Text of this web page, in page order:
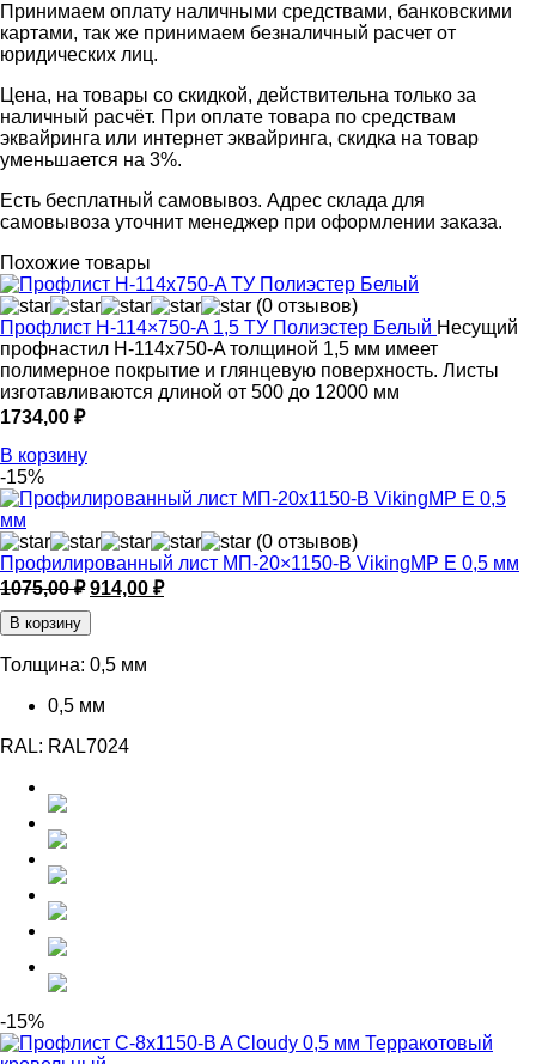
Принимаем оплату наличными средствами, банковскими
картами, так же принимаем безналичный расчет от
юридических лиц.
Цена, на товары со скидкой, действительна только за
наличный расчёт. При оплате товара по средствам
эквайринга или интернет эквайринга, скидка на товар
уменьшается на 3%.
Есть бесплатный самовывоз. Адрес склада для
самовывоза уточнит менеджер при оформлении заказа.
Похожие товары
(0 отзывов)
Профлист Н-114×750-A 1,5 ТУ Полиэстер Белый Несущий
профнастил Н-114x750-A толщиной 1,5 мм имеет
полимерное покрытие и глянцевую поверхность. Листы
изготавливаются длиной от 500 до 12000 мм
1734,00 ₽
В корзину
-15%
(0 отзывов)
Профилированный лист МП-20×1150-B VikingMP E 0,5 мм
1075,00₽ Первоначальная
цена
составляла
1075,00 ₽.
914,00 ₽Текущая
В корзину
Толщина: 0,5 мм
0,5 мм
RAL: RAL7024
-15%